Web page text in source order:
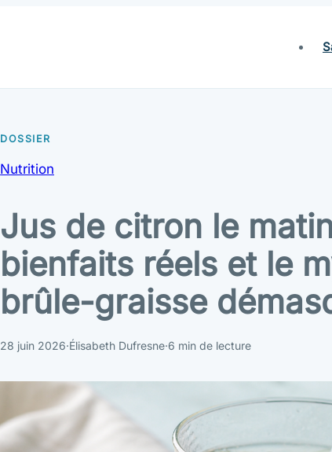
Nutrition
Jus de citron le
bienfaits réels et le
brûle-graisse
28 juin 2026·Élisabeth Dufresne·6 min de lecture